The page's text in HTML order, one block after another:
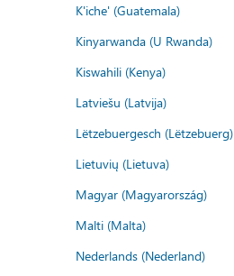
K'iche' (Guatemala)
Kinyarwanda (U Rwanda)
Kiswahili (Kenya)
Latviešu (Latvija)
Lëtzebuergesch (Lëtzebuerg)
Lietuvių (Lietuva)
Magyar (Magyarország)
Malti (Malta)
Nederlands (Nederland)